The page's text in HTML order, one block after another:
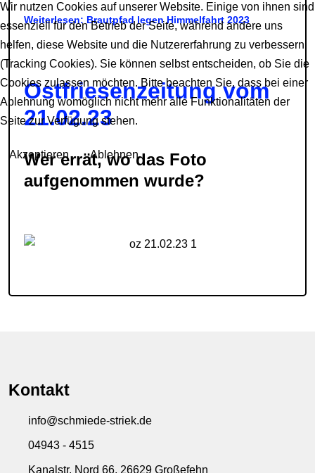
Weiterlesen: Brautpfad legen Himmelfahrt 2023
Ostfriesenzeitung vom
21.02.23
Wer errät, wo das Foto
aufgenommen wurde?
Kontakt
info@schmiede-striek.de
04943 - 4515
Kanalstr. Nord 66, 26629 Großefehn
Wir nutzen Cookies auf unserer Website. Einige von ihnen sind
essenziell für den Betrieb der Seite, während andere uns
helfen, diese Website und die Nutzererfahrung zu verbessern
(Tracking Cookies). Sie können selbst entscheiden, ob Sie die
Cookies zulassen möchten. Bitte beachten Sie, dass bei einer
Ablehnung womöglich nicht mehr alle Funktionalitäten der
Seite zur Verfügung stehen.
Akzeptieren Ablehnen